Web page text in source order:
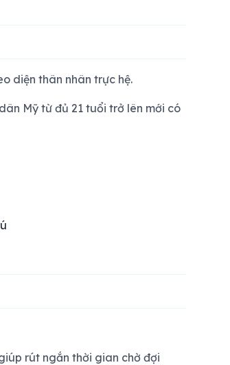
diện thân nhân trực hệ.
Mỹ từ đủ 21 tuổi trở lên mới có
rút ngắn thời gian chờ đợi